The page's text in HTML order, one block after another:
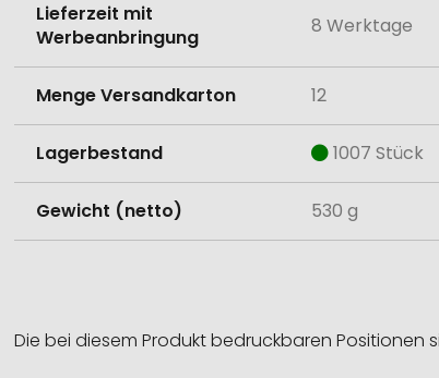
Lieferzeit mit
Werbeanbringung
8 Werktage
Menge Versandkarton 12
Lagerbestand 1007 Stück
Gewicht (netto) 530 g
Die bei diesem Produkt bedruckbaren Positionen